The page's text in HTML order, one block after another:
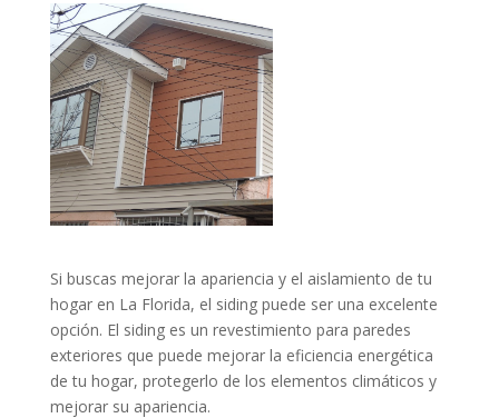
Si buscas mejorar la apariencia y el aislamiento de tu
hogar en La Florida, el siding puede ser una excelente
opción. El siding es un revestimiento para paredes
exteriores que puede mejorar la eficiencia energética
de tu hogar, protegerlo de los elementos climáticos y
mejorar su apariencia.